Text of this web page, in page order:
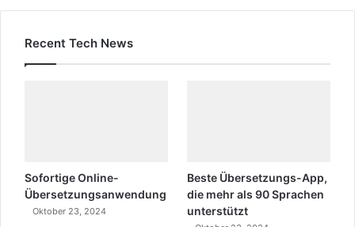
Recent Tech News
Sofortige Online-
Übersetzungsanwendung
Oktober 23, 2024
Beste Übersetzungs-App,
die mehr als 90 Sprachen
unterstützt